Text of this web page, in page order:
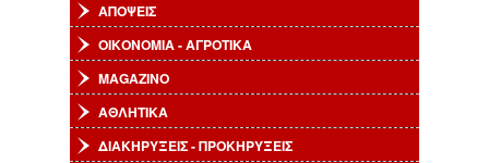
ΑΠΟΨΕΙΣ
ΟΙΚΟΝΟΜΙΑ - ΑΓΡΟΤΙΚΑ
MAGAZINO
ΑΘΛΗΤΙΚΑ
ΔΙΑΚΗΡΥΞΕΙΣ - ΠΡΟΚΗΡΥΞΕΙΣ